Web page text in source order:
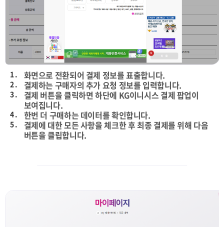
1 . 화면으로 전환되어 결제 정보를 표출합니다.
2 . 결제하는 구매자의 추가 요청 정보를 입력합니다.
3 .
결제 버튼을 클릭하면 하단에 KG이니시스 결제 팝업이
보여집니다.
4 . 한번 더 구매하는 데이터를 확인합니다.
5 .
결제에 대한 모든 사항을 체크한 후 최종 결제를 위해 다음
버튼을 클립합니다.